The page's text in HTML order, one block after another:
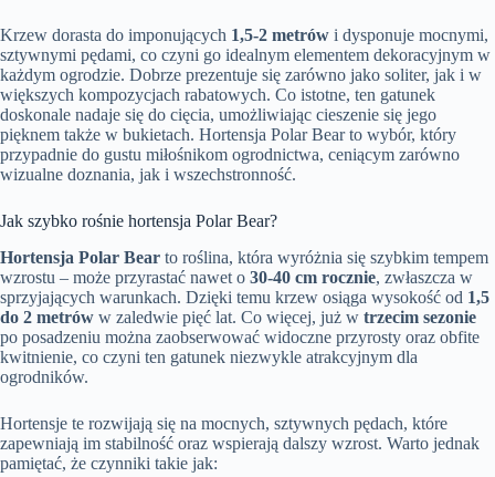
Krzew dorasta do imponujących 1,5-2 metrów i dysponuje mocnymi,
sztywnymi pędami, co czyni go idealnym elementem dekoracyjnym w
każdym ogrodzie. Dobrze prezentuje się zarówno jako soliter, jak i w
większych kompozycjach rabatowych. Co istotne, ten gatunek
doskonale nadaje się do cięcia, umożliwiając cieszenie się jego
pięknem także w bukietach. Hortensja Polar Bear to wybór, który
przypadnie do gustu miłośnikom ogrodnictwa, ceniącym zarówno
wizualne doznania, jak i wszechstronność.
Jak szybko rośnie hortensja Polar Bear?
Hortensja Polar Bear to roślina, która wyróżnia się szybkim tempem
wzrostu – może przyrastać nawet o 30-40 cm rocznie, zwłaszcza w
sprzyjających warunkach. Dzięki temu krzew osiąga wysokość od 1,5
do 2 metrów w zaledwie pięć lat. Co więcej, już w trzecim sezonie
po posadzeniu można zaobserwować widoczne przyrosty oraz obfite
kwitnienie, co czyni ten gatunek niezwykle atrakcyjnym dla
ogrodników.
Hortensje te rozwijają się na mocnych, sztywnych pędach, które
zapewniają im stabilność oraz wspierają dalszy wzrost. Warto jednak
pamiętać, że czynniki takie jak: